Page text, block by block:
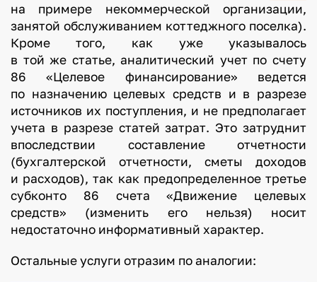
на примере некоммерческой организации,
занятой обслуживанием коттеджного поселка).
Кроме того, как уже указывалось
в той же статье, аналитический учет по счету
86 «Целевое финансирование» ведется
по назначению целевых средств и в разрезе
источников их поступления, и не предполагает
учета в разрезе статей затрат. Это затруднит
впоследствии составление отчетности
(бухгалтерской отчетности, сметы доходов
и расходов), так как предопределенное третье
субконто 86 счета «Движение целевых
средств» (изменить его нельзя) носит
недостаточно информативный характер.
Остальные услуги отразим по аналогии: